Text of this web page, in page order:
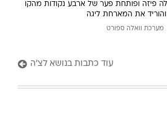
הטבלה פיזה ופותחת פער של ארבע נקודות מהקו
את המארחת ליגה
מערכת וואלה ספורט
עוד כתבות בנושא לצ'ה